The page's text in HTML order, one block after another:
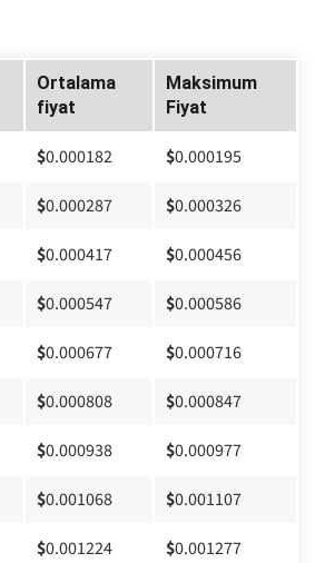
Ortalama
fiyat
Maksimum
Fiyat
$0.000182 $0.000195
$0.000287 $0.000326
$0.000417 $0.000456
$0.000547 $0.000586
$0.000677 $0.000716
$0.000808 $0.000847
$0.000938 $0.000977
$0.001068 $0.001107
$0.001224 $0.001277